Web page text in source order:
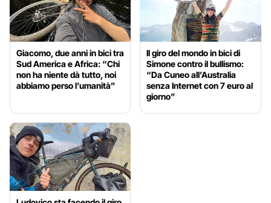
Giacomo, due anni in bici tra
Sud America e Africa: “Chi
non ha niente dà tutto, noi
abbiamo perso l’umanità”
Il giro del mondo in bici di
Simone contro il bullismo:
“Da Cuneo all’Australia
senza Internet con 7 euro al
giorno”